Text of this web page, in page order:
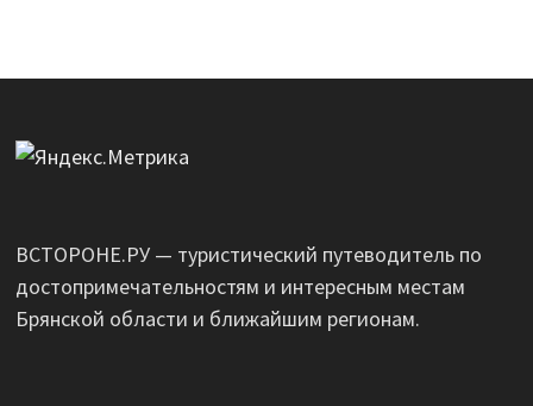
ВСТОРОНЕ.РУ — туристический путеводитель по
достопримечательностям и интересным местам
Брянской области и ближайшим регионам.